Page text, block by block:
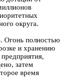
округа.
Огонь полностью
и хранению
затем
время